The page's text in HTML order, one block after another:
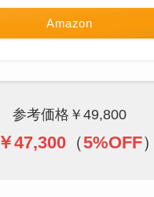
Amazon
参考価格￥49,800
￥47,300 （5%OFF）